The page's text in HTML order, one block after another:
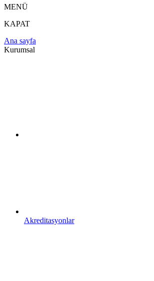
MENÜ
KAPAT
Ana sayfa
Kurumsal
Akreditasyonlar